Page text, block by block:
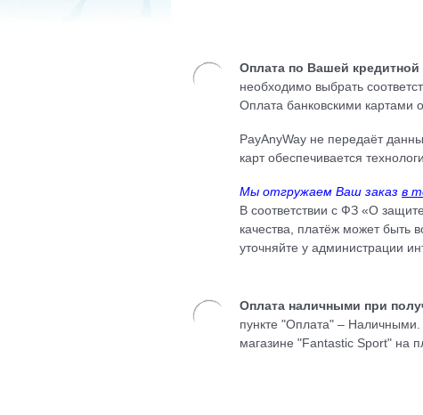
Оплата по Вашей кредитной
необходимо выбрать
Оплата банковскими картами
PayAnyWay не передаёт
карт обеспечивается
Мы отгружаем Ваш заказ в
В соответствии с ФЗ «О
качества, платёж может быть
уточняйте у администрации
Оплата наличными при
пункте "Оплата" –
магазине "Fantastic Sport" на